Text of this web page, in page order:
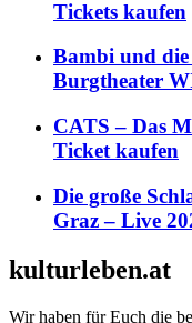
Tickets kaufen
Bambi und
Burgtheater
CATS – Das
Ticket kaufen
Die große
Graz – Live
kulturleben.at
Wir haben für Euch die